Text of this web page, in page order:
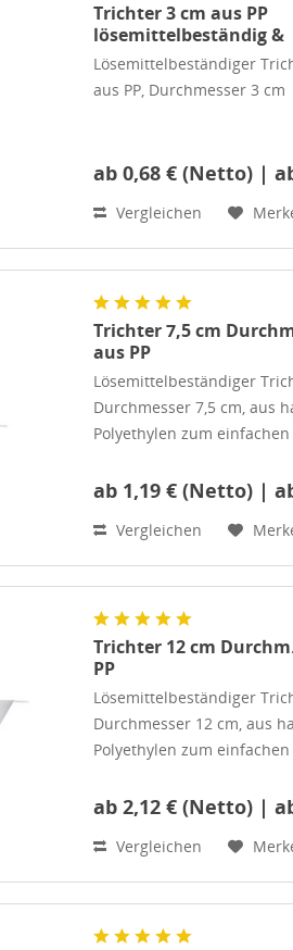
Trichter 3 cm aus PP
lösemittelbeständig &
kompakt
Lösemittelbeständiger
aus PP, Durchmesser 3 cm
Befüllen von kleinen
und Behältern.
Durchmesser: 4 mm,...
ab 0,68 € (Netto) |
Vergleichen
Trichter 7,5 cm
aus PP
Lösemittelbeständiger
Durchmesser 7,5 cm, aus
Polyethylen zum
kleineren Flaschen und
Durchmesser 75 mm,
Durchmesser: 11 mm
ab 1,19 € (Netto) |
Vergleichen
Trichter 12 cm
PP
Lösemittelbeständiger
Durchmesser 12 cm, aus
Polyethylen zum
Vorratsbehältern,
Durchmesser 120 mm,
Durchmesser: 12 mm
ab 2,12 € (Netto) |
Vergleichen